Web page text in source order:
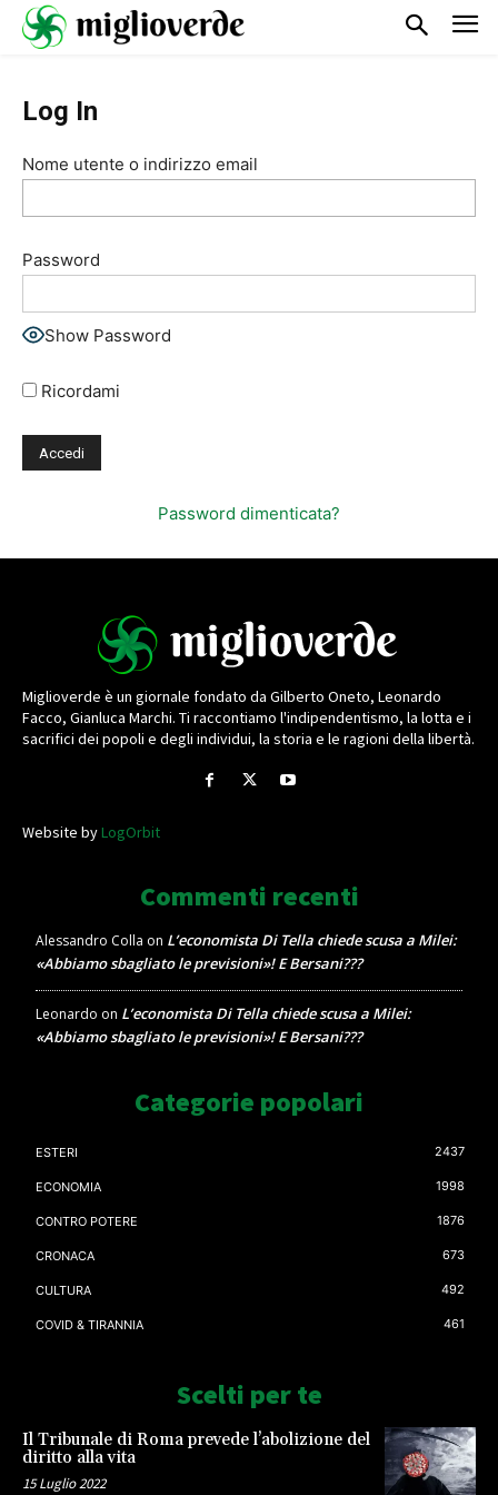
Log In
Nome utente o indirizzo email
Password
Show Password
Ricordami
Password dimenticata?
Miglioverde è un giornale fondato da Gilberto Oneto, Leonardo
Facco, Gianluca Marchi. Ti raccontiamo l'indipendentismo, la lotta e i
sacrifici dei popoli e degli individui, la storia e le ragioni della libertà.
Website byLogOrbit
Commenti recenti
Alessandro Colla on L’economista Di Tella chiede scusa a Milei:
«Abbiamo sbagliato le previsioni»! E Bersani???
Leonardo on L’economista Di Tella chiede scusa a Milei:
«Abbiamo sbagliato le previsioni»! E Bersani???
Categorie popolari
ESTERI 2437
ECONOMIA 1998
CONTRO POTERE 1876
CRONACA 673
CULTURA 492
COVID & TIRANNIA 461
Scelti per te
Il Tribunale di Roma prevede l’abolizione del
diritto alla vita
15 Luglio 2022